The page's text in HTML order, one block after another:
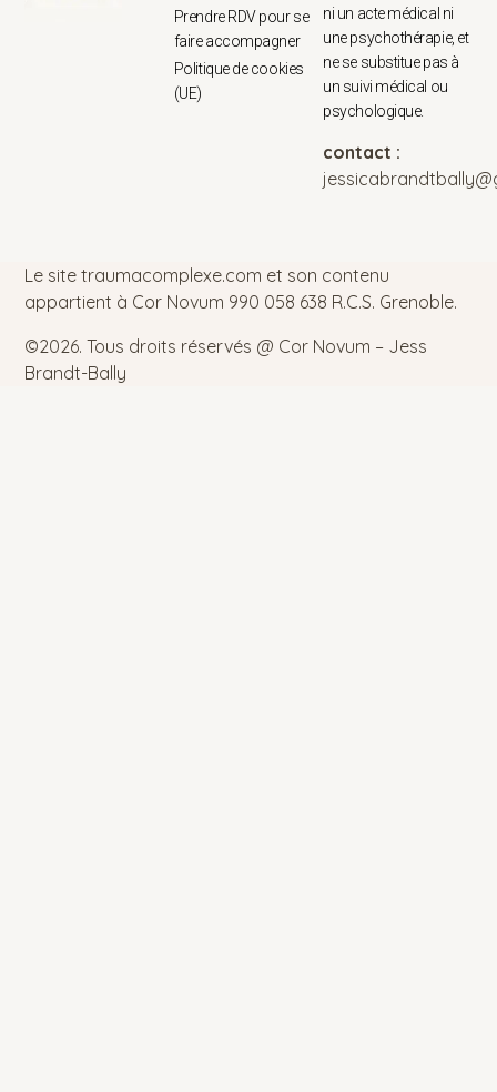
Prendre RDV pour se
faire accompagner
Politique de cookies
(UE)
ni un acte médical ni
une psychothérapie, et
ne se substitue pas à
un suivi médical ou
psychologique.
contact :
Le site traumacomplexe.com et son contenu
appartient à Cor Novum 990 058 638 R.C.S. Grenoble.
©2026.Tous droits réservés @ Cor Novum – Jess
Brandt-Bally